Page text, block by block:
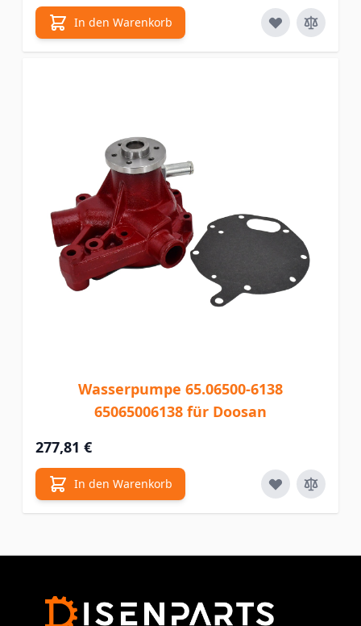
In den Warenkorb
Wasserpumpe 65.06500-6138
65065006138 für Doosan
277,81 €
In den Warenkorb